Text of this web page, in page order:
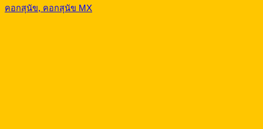
คอกสุนัข, คอกสุนัข MX